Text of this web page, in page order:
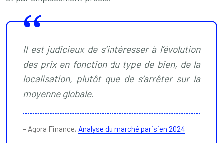
Il est judicieux de s’intéresser à l’évolution
des prix en fonction du type de bien, de la
localisation, plutôt que de s’arrêter sur la
moyenne globale.
– Agora Finance, Analyse du marché parisien 2024